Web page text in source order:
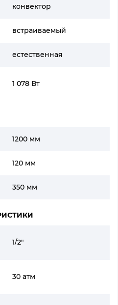
конвектор
встраиваемый
естественная
1 078 Вт
1200 мм
120 мм
350 мм
1/2"
30 атм